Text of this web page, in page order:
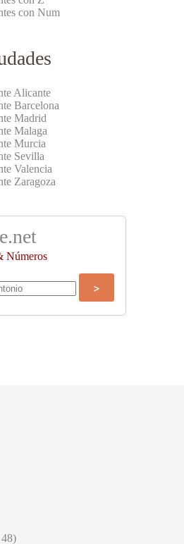
con Num
Alicante
Barcelona
Madrid
Malaga
Murcia
Sevilla
Valencia
Zaragoza
Números